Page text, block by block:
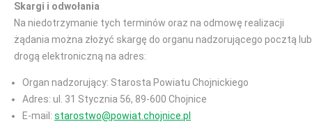
Skargi i odwołania
Na niedotrzymanie tych terminów oraz na odmowę realizacji
żądania można złożyć skargę do organu nadzorującego pocztą lub
drogą elektroniczną na adres:
Organ nadzorujący: Starosta Powiatu Chojnickiego
Adres: ul. 31 Stycznia 56, 89-600 Chojnice
E-mail: starostwo@powiat.chojnice.pl